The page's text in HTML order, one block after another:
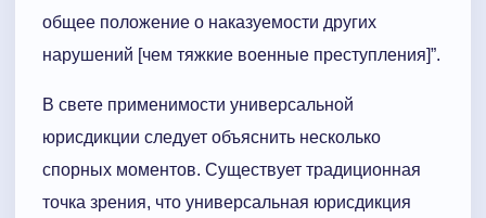
общее положение о наказуемости других
нарушений [чем тяжкие военные преступления]”.
В свете применимости универсальной
юрисдикции следует объяснить несколько
спорных моментов. Существует традиционная
точка зрения, что универсальная юрисдикция